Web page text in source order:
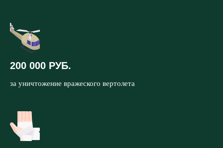
200 000 РУБ.
за уничтожение вражеского вертолета